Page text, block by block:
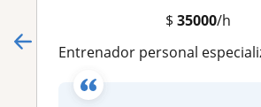
$ 35000/h
Entrenador personal especializado en trabajo funcional, kick boxing y entrenamiento